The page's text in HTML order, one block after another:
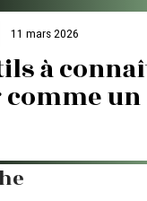
11 mars 2026
à
un